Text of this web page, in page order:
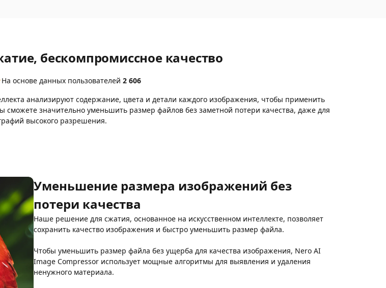
бескомпромиссное качество
На основе данных пользователей 2 606
анализируют содержание, цвета и детали каждого изображения, чтобы применить
значительно уменьшить размер файлов без заметной потери качества, даже для
высокого разрешения.
Уменьшение размера изображений без
потери качества
Наше решение для сжатия, основанное на искусственном интеллекте, позволяет
сохранить качество изображения и быстро уменьшить размер файла.
Чтобы уменьшить размер файла без ущерба для качества изображения, Nero AI
Image Compressor использует мощные алгоритмы для выявления и удаления
ненужного материала.